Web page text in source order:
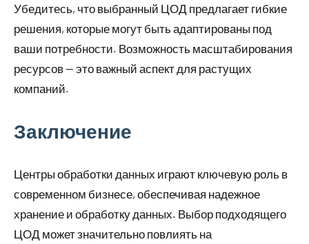
Убедитесь, что выбранный ЦОД предлагает гибкие
решения, которые могут быть адаптированы под
ваши потребности. Возможность масштабирования
ресурсов — это важный аспект для растущих
компаний.
Заключение
Центры обработки данных играют ключевую роль в
современном бизнесе, обеспечивая надежное
хранение и обработку данных. Выбор подходящего
ЦОД может значительно повлиять на